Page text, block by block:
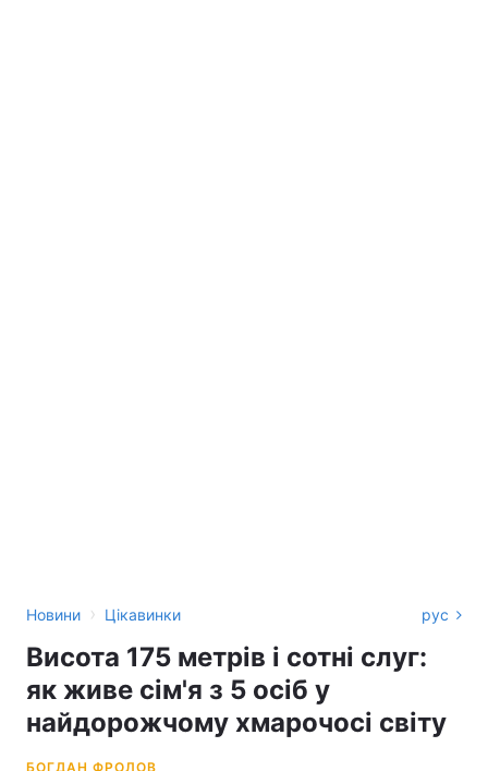
Новини › Цікавинки рус
Висота 175 метрів і сотні слуг:
як живе сім'я з 5 осіб у
найдорожчому хмарочосі світу
БОГДАН ФРОЛОВ